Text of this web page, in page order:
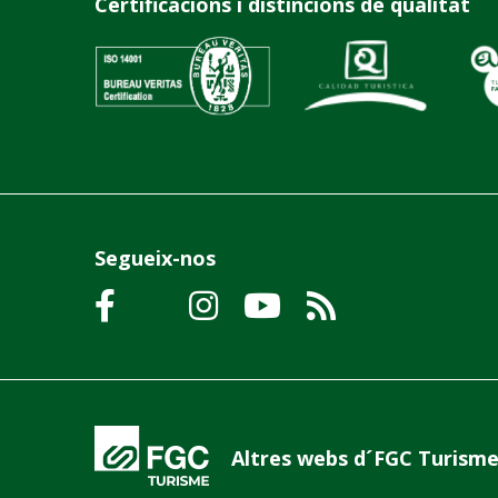
Segueix-nos
Altres webs d´FGC Turisme